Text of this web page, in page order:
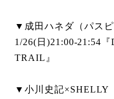
▼成田ハネダ（パス
1/26(日)21:00-21:54
TRAIL』
▼小川史記×SHELLY